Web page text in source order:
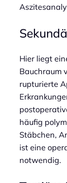
Hier liegt
Bauchraum
rupturierte
häufig
Stäbchen,
ist eine
notwendig.